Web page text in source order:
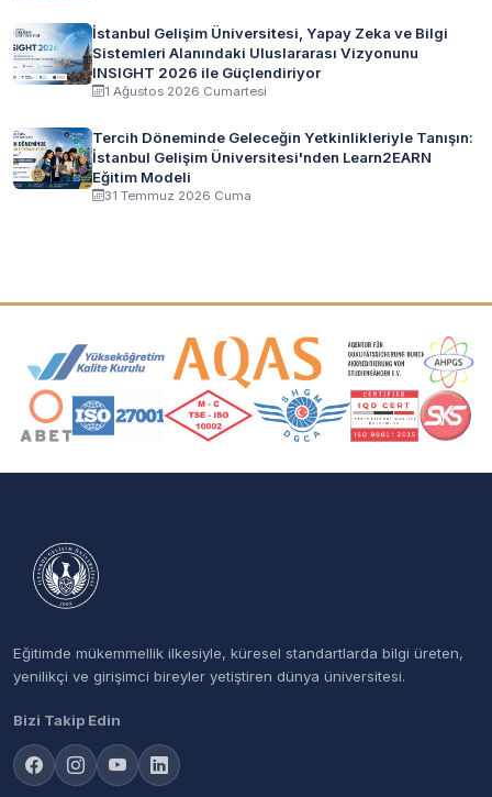
İstanbul Gelişim Üniversitesi, Yapay Zeka ve Bilgi
Sistemleri Alanındaki Uluslararası Vizyonunu
INSIGHT 2026 ile Güçlendiriyor
1 Ağustos 2026 Cumartesi
Tercih Döneminde Geleceğin Yetkinlikleriyle Tanışın:
İstanbul Gelişim Üniversitesi'nden Learn2EARN
Eğitim Modeli
31 Temmuz 2026 Cuma
Akreditasyon ve Üyelik Logoları
Eğitimde mükemmellik ilkesiyle, küresel standartlarda bilgi üreten,
yenilikçi ve girişimci bireyler yetiştiren dünya üniversitesi.
Bizi Takip Edin